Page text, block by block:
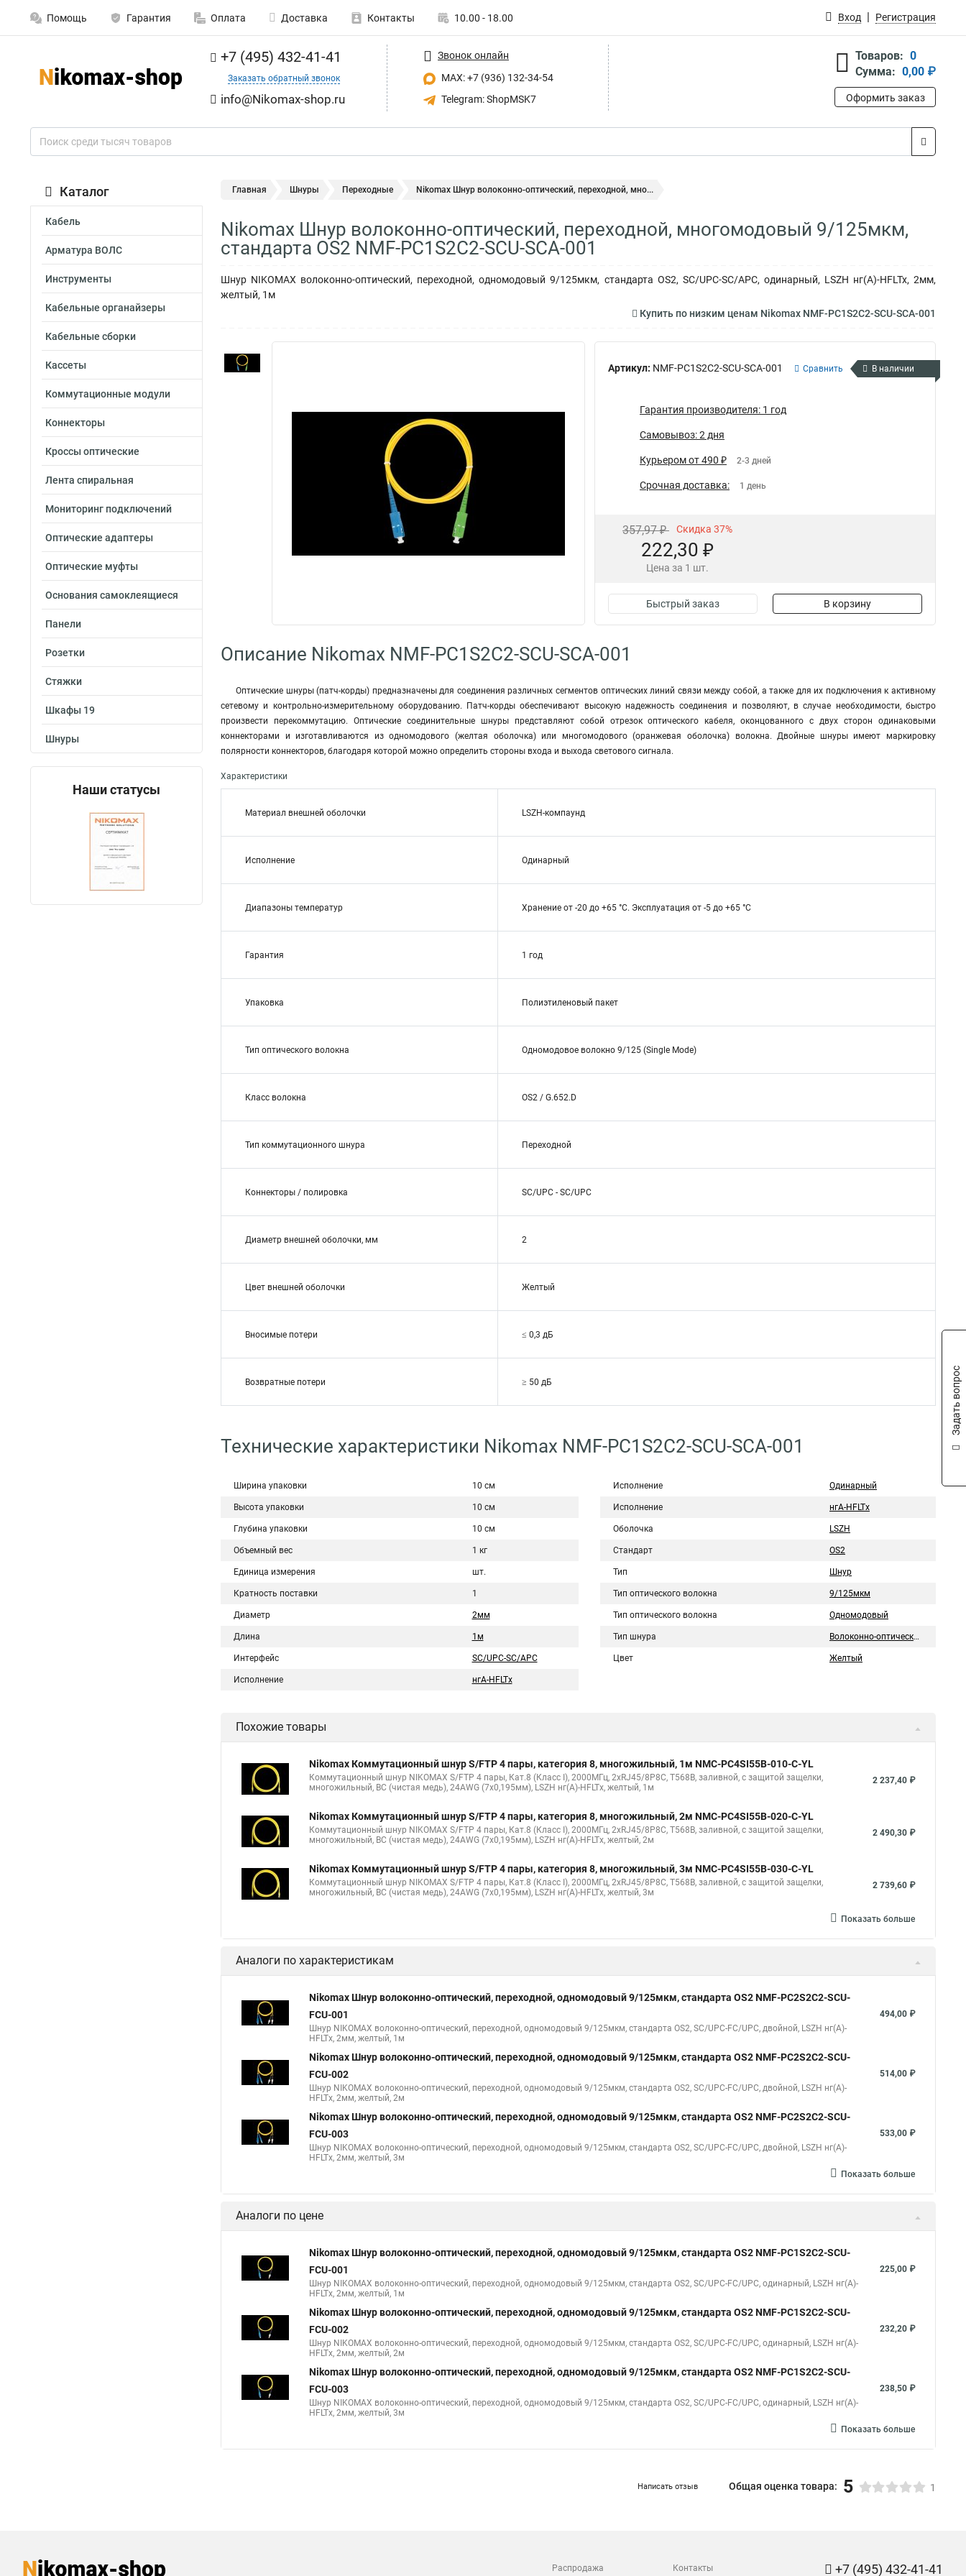
Помощь Гарантия Оплата Доставка Контакты 10.00 - 18.00 Вход Регистрация
+7 (495) 432-41-41
Заказать обратный звонок
info@Nikomax-shop.ru
Звонок онлайн
MAX: +7 (936) 132-34-54
Telegram: ShopMSK7
Товаров: 0
Сумма: 0,00 ₽
Оформить заказ
Каталог
Кабель
Арматура ВОЛС
Инструменты
Кабельные органайзеры
Кабельные сборки
Кассеты
Коммутационные модули
Коннекторы
Кроссы оптические
Лента спиральная
Мониторинг подключений
Оптические адаптеры
Оптические муфты
Основания самоклеящиеся
Панели
Розетки
Стяжки
Шкафы 19
Шнуры
Наши статусы
Главная Шнуры Переходные Nikomax Шнур волоконно-оптический, переходной, мно...
Nikomax Шнур волоконно-оптический, переходной, многомодовый 9/125мкм,
стандарта OS2 NMF-PC1S2C2-SCU-SCA-001
Шнур NIKOMAX волоконно-оптический, переходной, одномодовый 9/125мкм, стандарта OS2, SC/UPC-SC/APC, одинарный, LSZH нг(A)-HFLTx, 2мм,
желтый, 1м
Купить по низким ценам Nikomax NMF-PC1S2C2-SCU-SCA-001
Артикул: NMF-PC1S2C2-SCU-SCA-001 Сравнить В наличии
Гарантия производителя: 1 год
Самовывоз: 2 дня
Курьером от 490 ₽ 2-3 дней
Срочная доставка: 1 день
357,97 ₽ Скидка 37%
222,30 ₽
Цена за 1 шт.
Быстрый заказ В корзину
Описание Nikomax NMF-PC1S2C2-SCU-SCA-001
Оптические шнуры (патч-корды) предназначены для соединения различных сегментов оптических линий связи между собой, а также для их подключения к активному
сетевому и контрольно-измерительному оборудованию. Патч-корды обеспечивают высокую надежность соединения и позволяют, в случае необходимости, быстро
произвести перекоммутацию. Оптические соединительные шнуры представляют собой отрезок оптического кабеля, оконцованного с двух сторон одинаковыми
коннекторами и изготавливаются из одномодового (желтая оболочка) или многомодового (оранжевая оболочка) волокна. Двойные шнуры имеют маркировку
полярности коннекторов, благодаря которой можно определить стороны входа и выхода светового сигнала.
Характеристики
Материал внешней оболочки LSZH-компаунд
Исполнение Одинарный
Диапазоны температур Хранение от -20 до +65 °C. Эксплуатация от -5 до +65 °C
Гарантия 1 год
Упаковка Полиэтиленовый пакет
Тип оптического волокна Одномодовое волокно 9/125 (Single Mode)
Класс волокна OS2 / G.652.D
Тип коммутационного шнура Переходной
Коннекторы / полировка SC/UPC - SC/UPC
Диаметр внешней оболочки, мм 2
Цвет внешней оболочки Желтый
Вносимые потери ≤ 0,3 дБ
Возвратные потери ≥ 50 дБ
Технические характеристики Nikomax NMF-PC1S2C2-SCU-SCA-001
Ширина упаковки 10 см
Высота упаковки 10 см
Глубина упаковки 10 см
Объемный вес 1 кг
Единица измерения шт.
Кратность поставки 1
Диаметр 2мм
Длина 1м
Интерфейс SC/UPC-SC/APC
Исполнение нгA-HFLTx
Исполнение Одинарный
Исполнение нгА-HFLTx
Оболочка LSZH
Стандарт OS2
Тип Шнур
Тип оптического волокна 9/125мкм
Тип оптического волокна Одномодовый
Тип шнура Волоконно-оптический
Цвет Желтый
Похожие товары
Nikomax Коммутационный шнур S/FTP 4 пары, категория 8, многожильный, 1м NMC-PC4SI55B-010-C-YL
Коммутационный шнур NIKOMAX S/FTP 4 пары, Кат.8 (Класс I), 2000МГц, 2хRJ45/8P8C, T568B, заливной, с защитой защелки,
многожильный, BC (чистая медь), 24AWG (7х0,195мм), LSZH нг(А)-HFLTx, желтый, 1м
2 237,40 ₽
Nikomax Коммутационный шнур S/FTP 4 пары, категория 8, многожильный, 2м NMC-PC4SI55B-020-C-YL
Коммутационный шнур NIKOMAX S/FTP 4 пары, Кат.8 (Класс I), 2000МГц, 2хRJ45/8P8C, T568B, заливной, с защитой защелки,
многожильный, BC (чистая медь), 24AWG (7х0,195мм), LSZH нг(А)-HFLTx, желтый, 2м
2 490,30 ₽
Nikomax Коммутационный шнур S/FTP 4 пары, категория 8, многожильный, 3м NMC-PC4SI55B-030-C-YL
Коммутационный шнур NIKOMAX S/FTP 4 пары, Кат.8 (Класс I), 2000МГц, 2хRJ45/8P8C, T568B, заливной, с защитой защелки,
многожильный, BC (чистая медь), 24AWG (7х0,195мм), LSZH нг(А)-HFLTx, желтый, 3м
2 739,60 ₽
Показать больше
Аналоги по характеристикам
Nikomax Шнур волоконно-оптический, переходной, одномодовый 9/125мкм, стандарта OS2 NMF-PC2S2C2-SCU-
FCU-001
Шнур NIKOMAX волоконно-оптический, переходной, одномодовый 9/125мкм, стандарта OS2, SC/UPC-FC/UPC, двойной, LSZH нг(A)-
HFLTx, 2мм, желтый, 1м
494,00 ₽
Nikomax Шнур волоконно-оптический, переходной, одномодовый 9/125мкм, стандарта OS2 NMF-PC2S2C2-SCU-
FCU-002
Шнур NIKOMAX волоконно-оптический, переходной, одномодовый 9/125мкм, стандарта OS2, SC/UPC-FC/UPC, двойной, LSZH нг(A)-
HFLTx, 2мм, желтый, 2м
514,00 ₽
Nikomax Шнур волоконно-оптический, переходной, одномодовый 9/125мкм, стандарта OS2 NMF-PC2S2C2-SCU-
FCU-003
Шнур NIKOMAX волоконно-оптический, переходной, одномодовый 9/125мкм, стандарта OS2, SC/UPC-FC/UPC, двойной, LSZH нг(A)-
HFLTx, 2мм, желтый, 3м
533,00 ₽
Показать больше
Аналоги по цене
Nikomax Шнур волоконно-оптический, переходной, одномодовый 9/125мкм, стандарта OS2 NMF-PC1S2C2-SCU-
FCU-001
Шнур NIKOMAX волоконно-оптический, переходной, одномодовый 9/125мкм, стандарта OS2, SC/UPC-FC/UPC, одинарный, LSZH нг(A)-
HFLTx, 2мм, желтый, 1м
225,00 ₽
Nikomax Шнур волоконно-оптический, переходной, одномодовый 9/125мкм, стандарта OS2 NMF-PC1S2C2-SCU-
FCU-002
Шнур NIKOMAX волоконно-оптический, переходной, одномодовый 9/125мкм, стандарта OS2, SC/UPC-FC/UPC, одинарный, LSZH нг(A)-
HFLTx, 2мм, желтый, 2м
232,20 ₽
Nikomax Шнур волоконно-оптический, переходной, одномодовый 9/125мкм, стандарта OS2 NMF-PC1S2C2-SCU-
FCU-003
Шнур NIKOMAX волоконно-оптический, переходной, одномодовый 9/125мкм, стандарта OS2, SC/UPC-FC/UPC, одинарный, LSZH нг(A)-
HFLTx, 2мм, желтый, 3м
238,50 ₽
Показать больше
Написать отзыв Общая оценка товара: 5 1
Распродажа Контакты +7 (495) 432-41-41
Задать вопрос